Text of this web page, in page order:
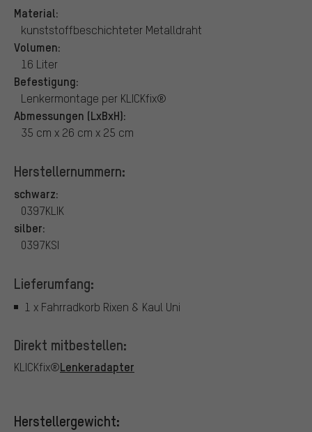
Material:
kunststoffbeschichteter Metalldraht
Volumen:
16 Liter
Befestigung:
Lenkermontage per KLICKfix®
Abmessungen (LxBxH):
35 cm x 26 cm x 25 cm
Herstellernummern:
schwarz:
0397KLIK
silber:
0397KSI
Lieferumfang:
1 x Fahrradkorb Rixen & Kaul Uni
Direkt mitbestellen:
KLICKfix®Lenkeradapter
Herstellergewicht: